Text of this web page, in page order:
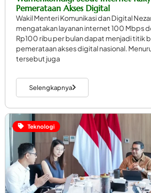
Pemerataan Akses Digital
Wakil Menteri Komunikasi dan Digital
mengatakan layanan internet 100 Mbps
Rp100 ribu per bulan dapat menjadi titik
pemerataan akses digital nasional.
tersebut juga
Selengkapnya
Teknologi